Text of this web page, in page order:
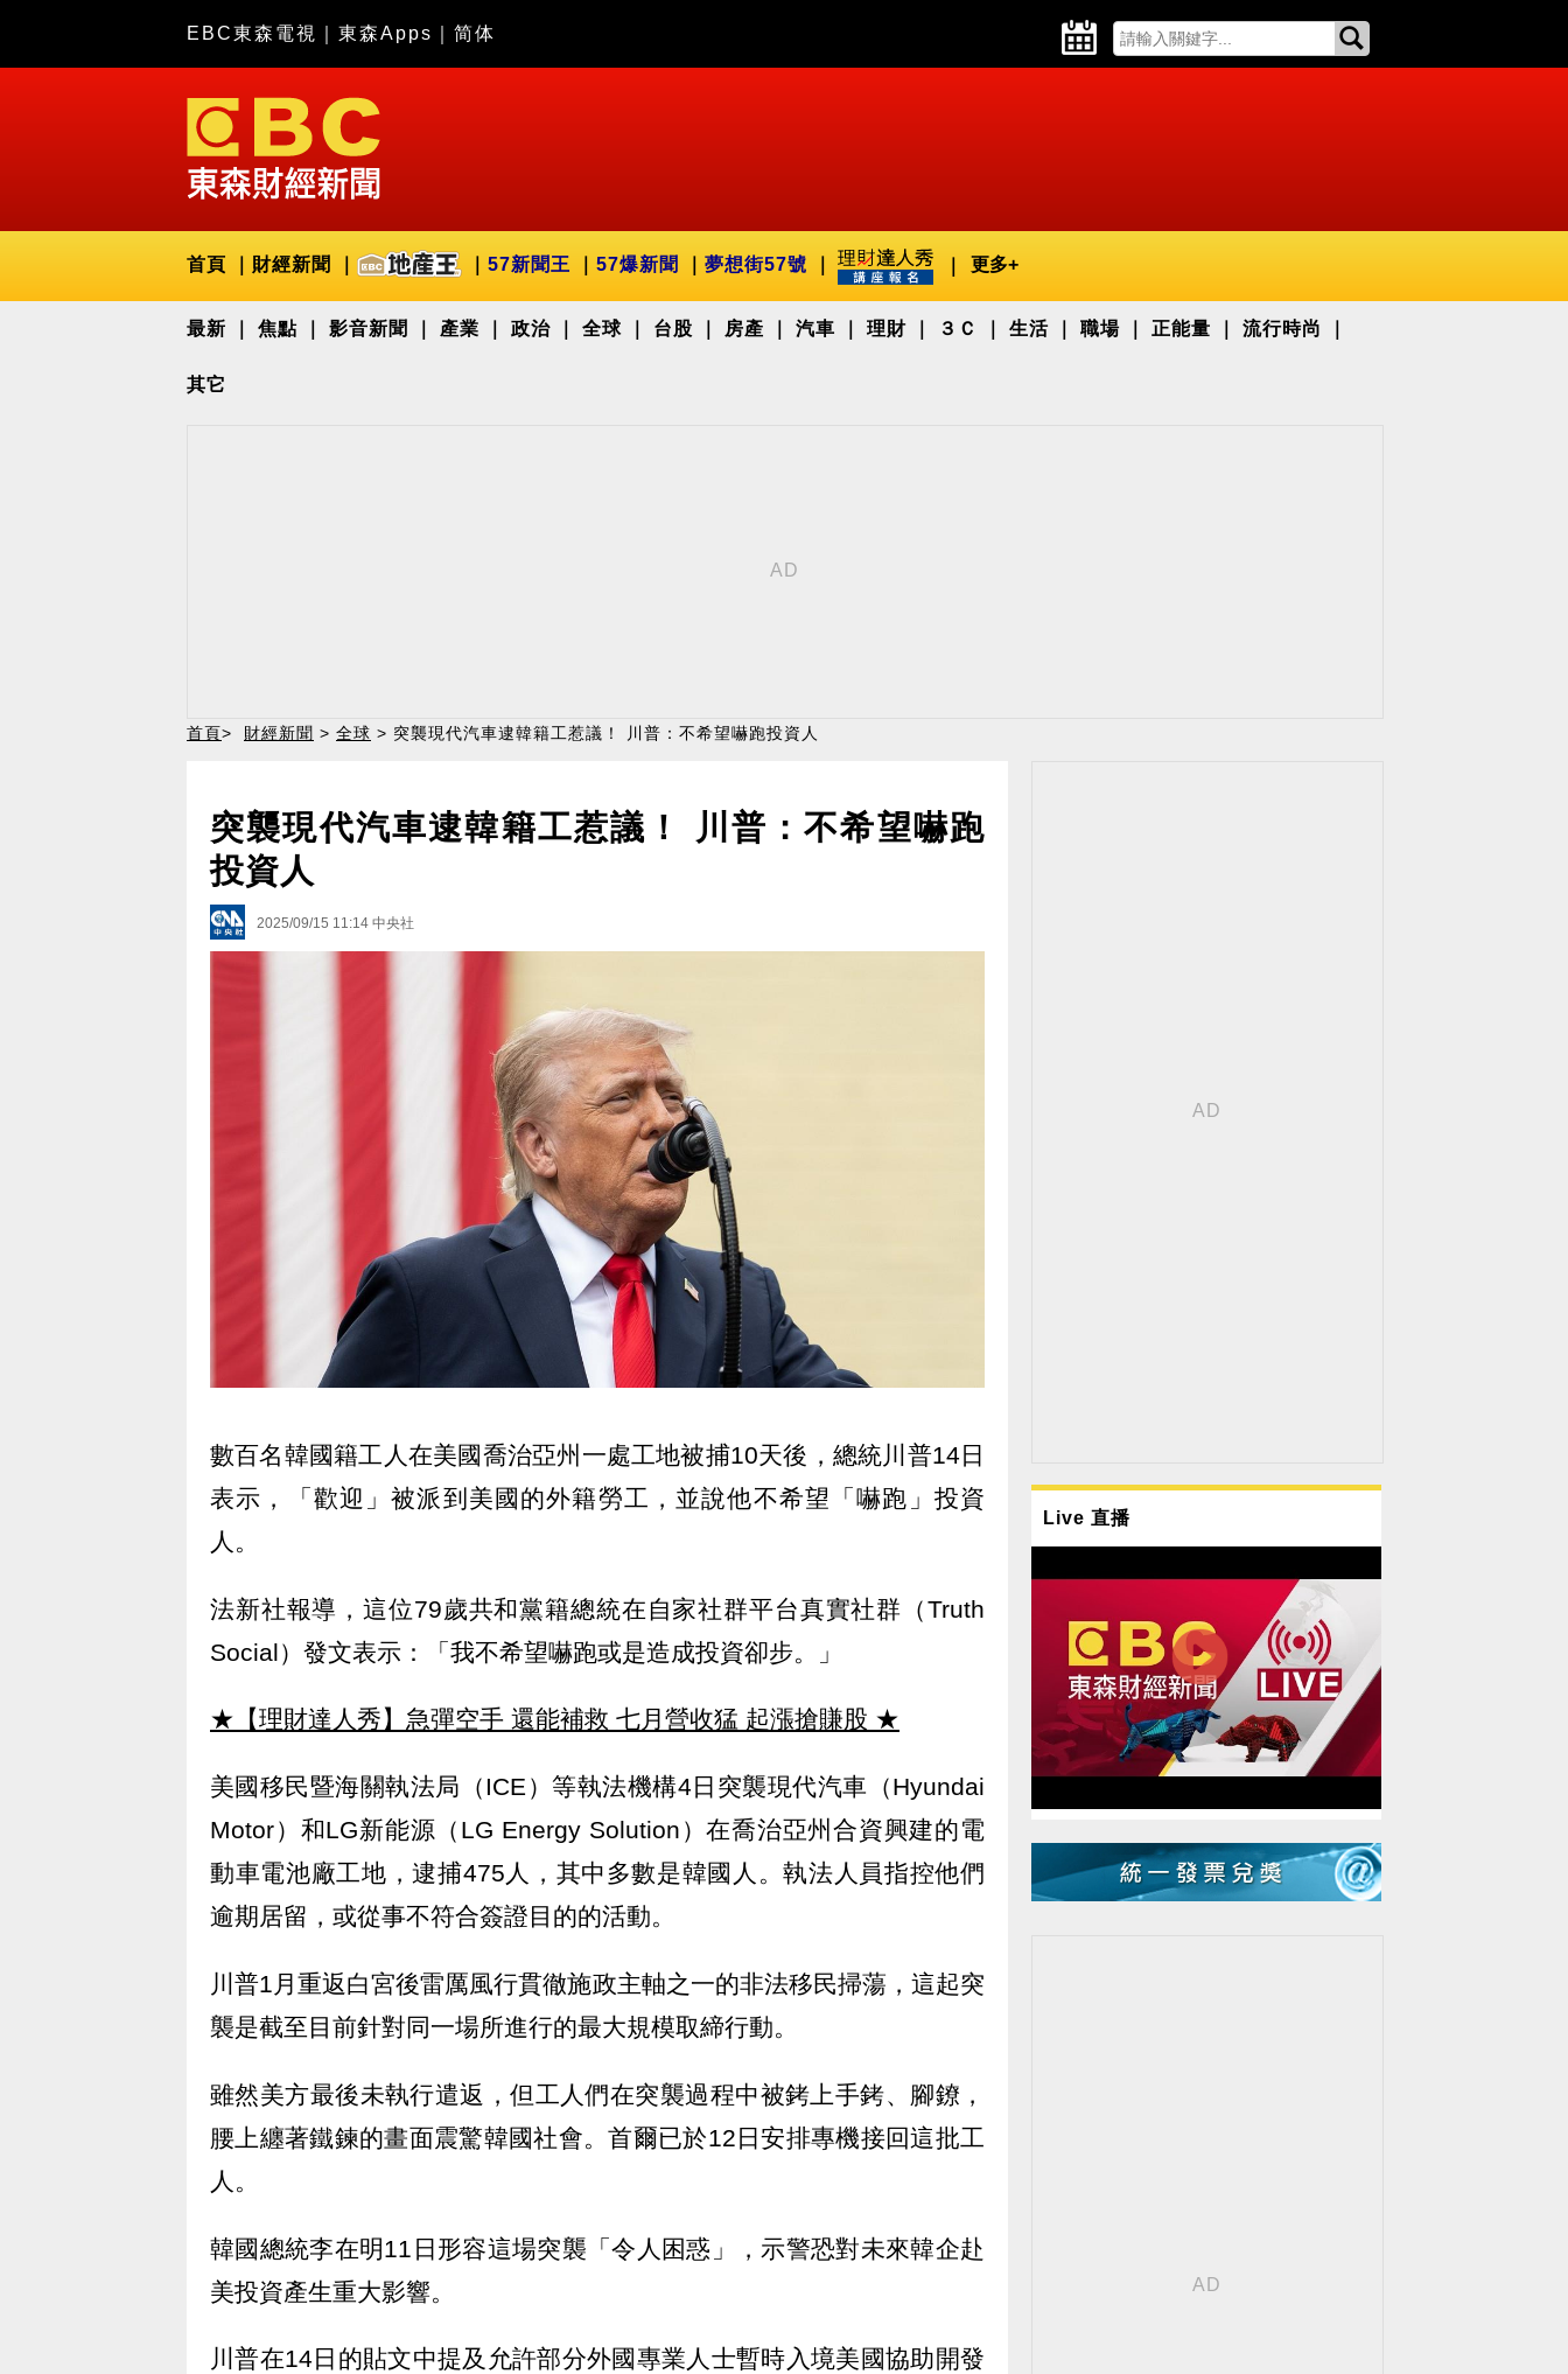
EBC東森電視 東森Apps 简体
首頁 財經新聞 57新聞王 57爆新聞 夢想街57號 更多+
最新 焦點 影音新聞 產業 政治 全球 台股 房產 汽車 理財 ３Ｃ 生活 職場 正能量 流行時尚
其它
首頁> 財經新聞 > 全球 > 突襲現代汽車逮韓籍工惹議！ 川普：不希望嚇跑投資人
突襲現代汽車逮韓籍工惹議！ 川普：不希望嚇跑
投資人
2025/09/15 11:14 中央社
數百名韓國籍工人在美國喬治亞州一處工地被捕10天後，總統川普14日
表示，「歡迎」被派到美國的外籍勞工，並說他不希望「嚇跑」投資
人。
法新社報導，這位79歲共和黨籍總統在自家社群平台真實社群（Truth
Social）發文表示：「我不希望嚇跑或是造成投資卻步。」
★【理財達人秀】急彈空手 還能補救 七月營收猛 起漲搶賺股 ★
美國移民暨海關執法局（ICE）等執法機構4日突襲現代汽車（Hyundai
Motor）和LG新能源（LG Energy Solution）在喬治亞州合資興建的電
動車電池廠工地，逮捕475人，其中多數是韓國人。執法人員指控他們
逾期居留，或從事不符合簽證目的的活動。
川普1月重返白宮後雷厲風行貫徹施政主軸之一的非法移民掃蕩，這起突
襲是截至目前針對同一場所進行的最大規模取締行動。
雖然美方最後未執行遣返，但工人們在突襲過程中被銬上手銬、腳鐐，
腰上纏著鐵鍊的畫面震驚韓國社會。首爾已於12日安排專機接回這批工
人。
韓國總統李在明11日形容這場突襲「令人困惑」，示警恐對未來韓企赴
美投資產生重大影響。
川普在14日的貼文中提及允許部分外國專業人士暫時入境美國協助開發
Live 直播